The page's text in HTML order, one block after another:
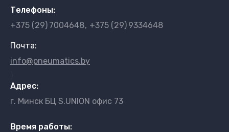
Телефоны:
+375 (29) 7004648 +375 (29) 9334648
Почта:
info@pneumatics.by
Адрес:
г. Минск БЦ S.UNION офис 73
Время работы: